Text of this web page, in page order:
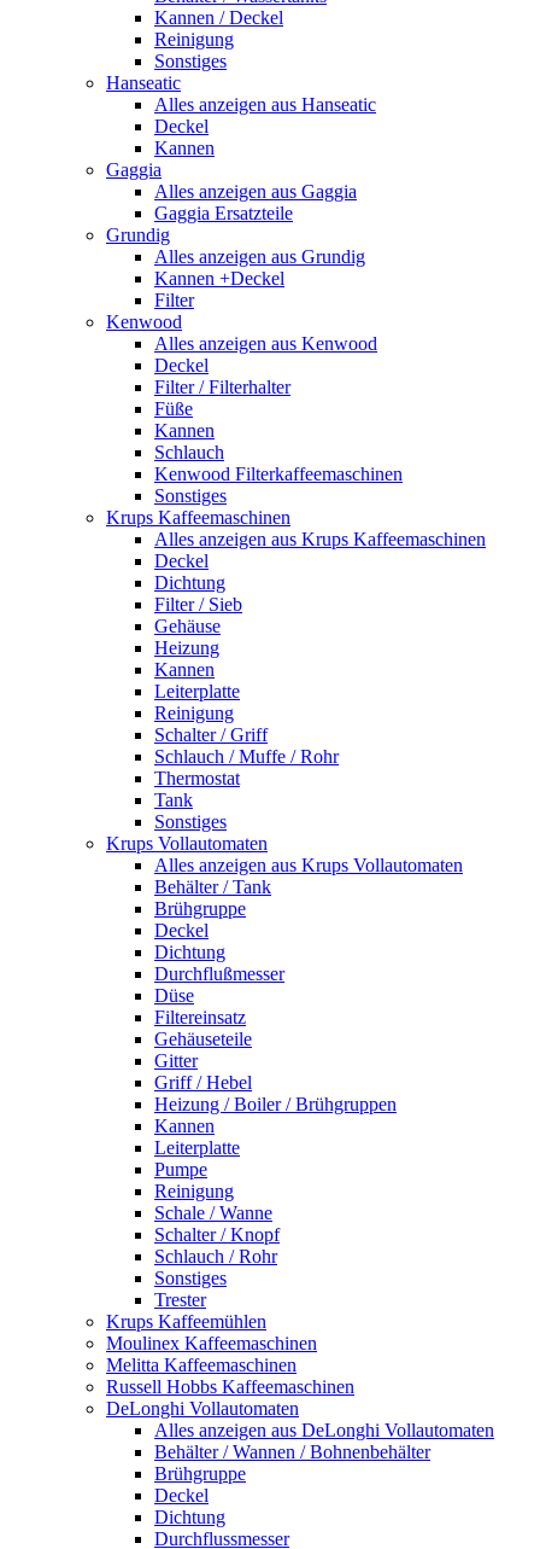
Kannen / Deckel
Reinigung
Sonstiges
Hanseatic
Alles anzeigen aus Hanseatic
Deckel
Kannen
Gaggia
Alles anzeigen aus Gaggia
Gaggia Ersatzteile
Grundig
Alles anzeigen aus Grundig
Kannen +Deckel
Filter
Kenwood
Alles anzeigen aus Kenwood
Deckel
Filter / Filterhalter
Füße
Kannen
Schlauch
Kenwood Filterkaffeemaschinen
Sonstiges
Krups Kaffeemaschinen
Alles anzeigen aus Krups Kaffeemaschinen
Deckel
Dichtung
Filter / Sieb
Gehäuse
Heizung
Kannen
Leiterplatte
Reinigung
Schalter / Griff
Schlauch / Muffe / Rohr
Thermostat
Tank
Sonstiges
Krups Vollautomaten
Alles anzeigen aus Krups Vollautomaten
Behälter / Tank
Brühgruppe
Deckel
Dichtung
Durchflußmesser
Düse
Filtereinsatz
Gehäuseteile
Gitter
Griff / Hebel
Heizung / Boiler / Brühgruppen
Kannen
Leiterplatte
Pumpe
Reinigung
Schale / Wanne
Schalter / Knopf
Schlauch / Rohr
Sonstiges
Trester
Krups Kaffeemühlen
Moulinex Kaffeemaschinen
Melitta Kaffeemaschinen
Russell Hobbs Kaffeemaschinen
DeLonghi Vollautomaten
Alles anzeigen aus DeLonghi Vollautomaten
Behälter / Wannen / Bohnenbehälter
Brühgruppe
Deckel
Dichtung
Durchflussmesser